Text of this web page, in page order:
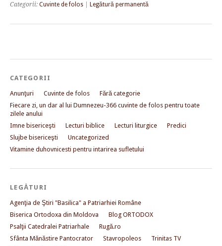
Categorii: Cuvinte de folos Legătură permanentă
CATEGORII
Anunţuri Cuvinte de folos
Fără categorie
Fiecare zi, un dar al lui Dumnezeu-366 cuvinte de folos pentru toate
zilele anului
Imne bisericeşti
Lecturi biblice Lecturi liturgice
Predici
Slujbe bisericeşti
Uncategorized
Vitamine duhovnicesti pentru intarirea sufletului
LEGĂTURI
Agenţia de Ştiri "Basilica" a Patriarhiei Române
Biserica Ortodoxa din Moldova
Blog ORTODOX
Psalţii Catedralei Patriarhale
Rugă.ro
Sfânta Mănăstire Pantocrator
Stavropoleos
Trinitas TV